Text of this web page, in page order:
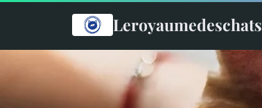
Leroyaumedeschats